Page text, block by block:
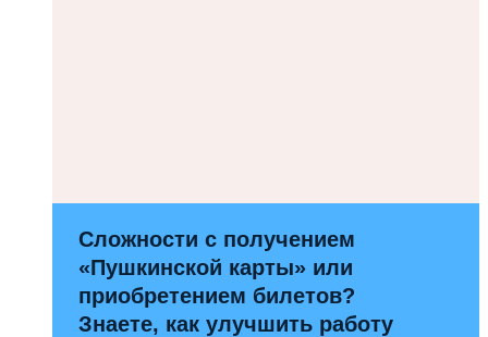
Сложности с получением
«Пушкинской карты» или
приобретением билетов?
Знаете, как улучшить работу